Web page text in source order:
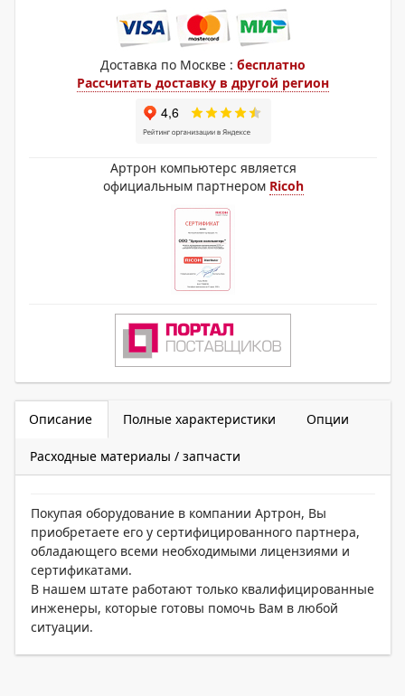
Доставка по Москве : бесплатно
Рассчитать доставку в другой регион
Артрон компьютерс является
официальным партнером Ricoh
Описание Полные характеристики Опции
Расходные материалы / запчасти
Покупая оборудование в компании Артрон, Вы
приобретаете его у сертифицированного партнера,
обладающего всеми необходимыми лицензиями и
сертификатами.
В нашем штате работают только квалифицированные
инженеры, которые готовы помочь Вам в любой
ситуации.